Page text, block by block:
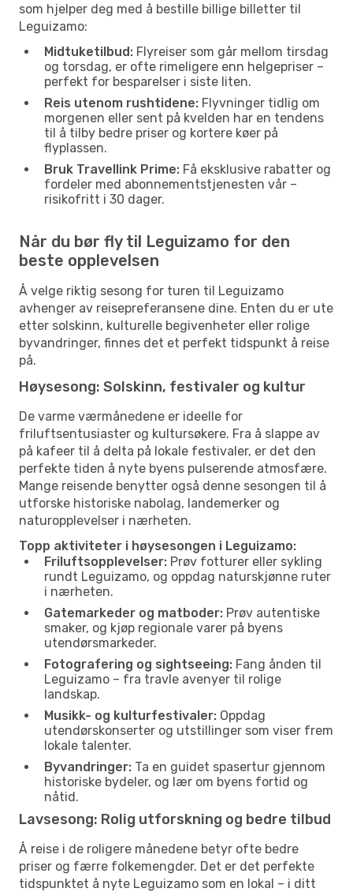
som hjelper deg med å bestille billige billetter til
Leguizamo:
Midtuketilbud: Flyreiser som går mellom tirsdag
og torsdag, er ofte rimeligere enn helgepriser –
perfekt for besparelser i siste liten.
Reis utenom rushtidene: Flyvninger tidlig om
morgenen eller sent på kvelden har en tendens
til å tilby bedre priser og kortere køer på
flyplassen.
Bruk Travellink Prime: Få eksklusive rabatter og
fordeler med abonnementstjenesten vår –
risikofritt i 30 dager.
Når du bør fly til Leguizamo for den
beste opplevelsen
Å velge riktig sesong for turen til Leguizamo
avhenger av reisepreferansene dine. Enten du er ute
etter solskinn, kulturelle begivenheter eller rolige
byvandringer, finnes det et perfekt tidspunkt å reise
på.
Høysesong: Solskinn, festivaler og kultur
De varme værmånedene er ideelle for
friluftsentusiaster og kultursøkere. Fra å slappe av
på kafeer til å delta på lokale festivaler, er det den
perfekte tiden å nyte byens pulserende atmosfære.
Mange reisende benytter også denne sesongen til å
utforske historiske nabolag, landemerker og
naturopplevelser i nærheten.
Topp aktiviteter i høysesongen i Leguizamo:
Friluftsopplevelser: Prøv fotturer eller sykling
rundt Leguizamo, og oppdag naturskjønne ruter
i nærheten.
Gatemarkeder og matboder: Prøv autentiske
smaker, og kjøp regionale varer på byens
utendørsmarkeder.
Fotografering og sightseeing: Fang ånden til
Leguizamo – fra travle avenyer til rolige
landskap.
Musikk- og kulturfestivaler: Oppdag
utendørskonserter og utstillinger som viser frem
lokale talenter.
Byvandringer: Ta en guidet spasertur gjennom
historiske bydeler, og lær om byens fortid og
nåtid.
Lavsesong: Rolig utforskning og bedre tilbud
Å reise i de roligere månedene betyr ofte bedre
priser og færre folkemengder. Det er det perfekte
tidspunktet å nyte Leguizamo som en lokal – i ditt